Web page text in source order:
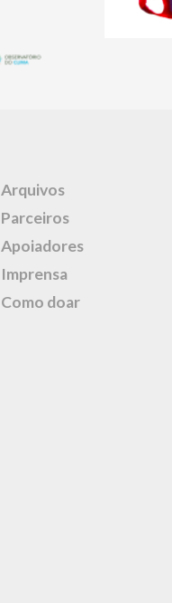
Arquivos
Parceiros
Apoiadores
Imprensa
Como doar